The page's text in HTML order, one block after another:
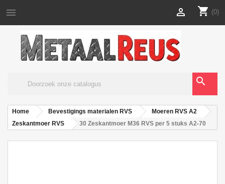
 shopping_cart (0)

search
Home Bevestigings materialen RVS
Moeren RVS A2
Zeskantmoer RVS
30 Zeskantmoer M36 RVS per 5 stuks A2-70